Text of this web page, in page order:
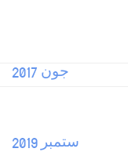
جون 2017
ستمبر 2019